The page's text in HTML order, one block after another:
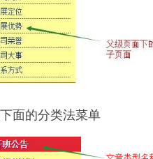
面的分类法菜单